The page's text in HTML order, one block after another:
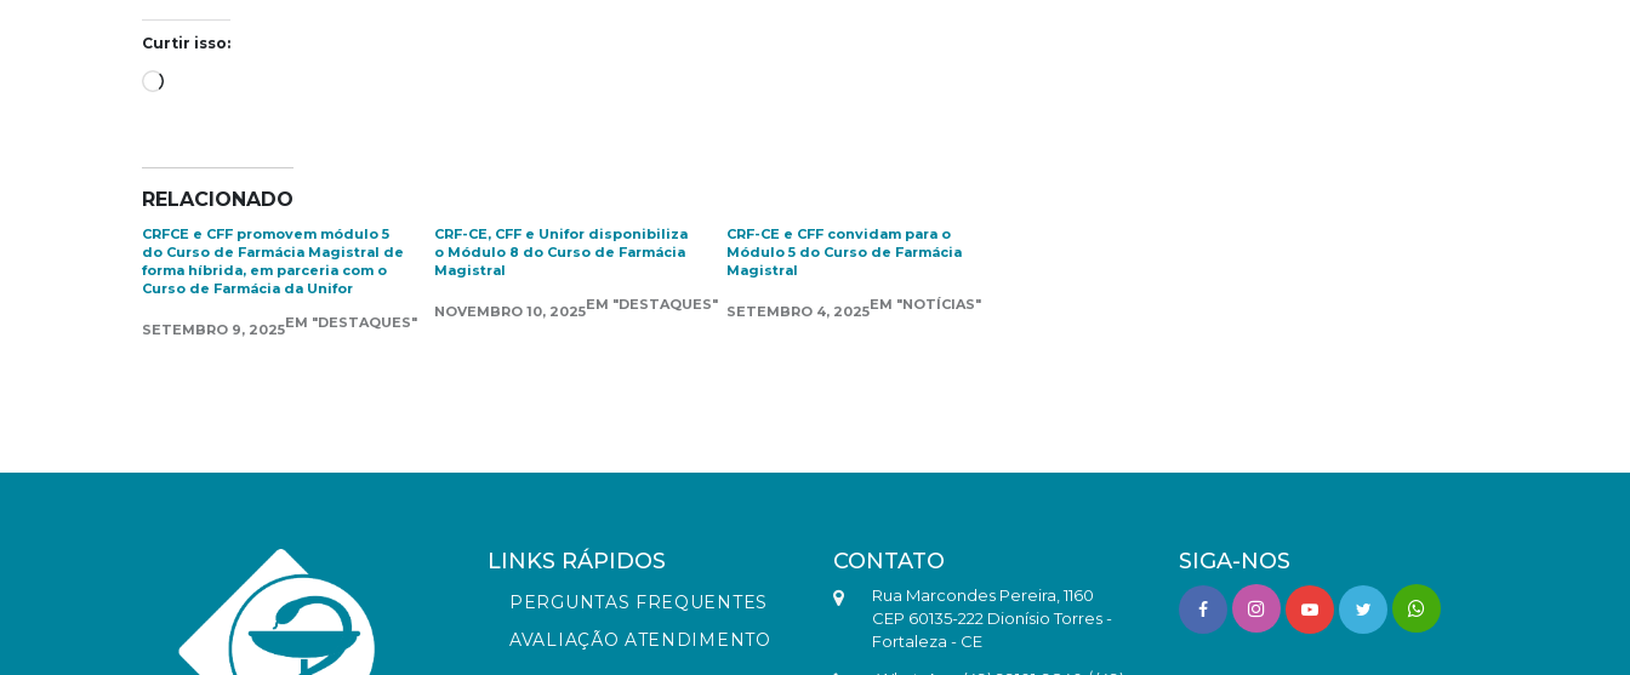
Curtir isso:
Carregando...
RELACIONADO
CRFCE e CFF promovem módulo 5
do Curso de Farmácia Magistral de
forma híbrida, em parceria com o
Curso de Farmácia da Unifor
SETEMBRO 9, 2025EM "DESTAQUES"
CRF-CE, CFF e Unifor disponibiliza
o Módulo 8 do Curso de Farmácia
Magistral
NOVEMBRO 10, 2025EM "DESTAQUES"
CRF-CE e CFF convidam para o
Módulo 5 do Curso de Farmácia
Magistral
SETEMBRO 4, 2025EM "NOTÍCIAS"
LINKS RÁPIDOS
PERGUNTAS FREQUENTES
AVALIAÇÃO ATENDIMENTO
CONTATO
Rua Marcondes Pereira, 1160
CEP 60135-222 Dionísio Torres -
Fortaleza - CE
SIGA-NOS